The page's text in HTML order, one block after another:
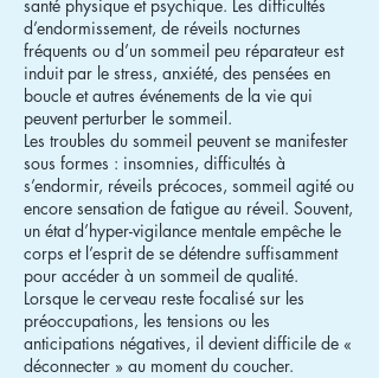
santé physique et psychique. Les difficultés
d’endormissement, de réveils nocturnes
fréquents ou d’un sommeil peu réparateur est
induit par le stress, anxiété, des pensées en
boucle et autres événements de la vie qui
peuvent perturber le sommeil.
Les troubles du sommeil peuvent se manifester
sous formes : insomnies, difficultés à
s’endormir, réveils précoces, sommeil agité ou
encore sensation de fatigue au réveil. Souvent,
un état d’hyper-vigilance mentale empêche le
corps et l’esprit de se détendre suffisamment
pour accéder à un sommeil de qualité.
Lorsque le cerveau reste focalisé sur les
préoccupations, les tensions ou les
anticipations négatives, il devient difficile de «
déconnecter » au moment du coucher.